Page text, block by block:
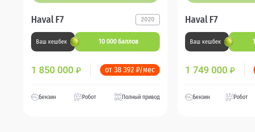
Haval F7 2020
Ваш кешбек 10 000 баллов
1 850 000 ₽ от 38 392 ₽/мес
Бензин Робот Полный привод
Haval F7
Ваш кешбек
1 749 000 ₽
Бензин Робот